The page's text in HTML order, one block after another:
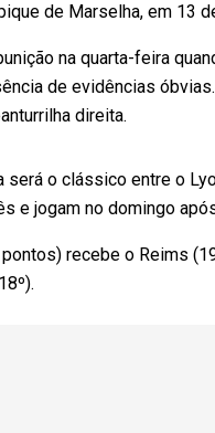
de Marselha, em 13
na quarta-feira
de evidências
direita.
o clássico entre o
e jogam no domingo
recebe o Reims